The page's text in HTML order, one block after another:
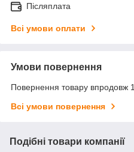
Післяплата
Всі умови оплати
Умови повернення
Повернення товару впродовж
Всі умови повернення
Подібні товари компанії